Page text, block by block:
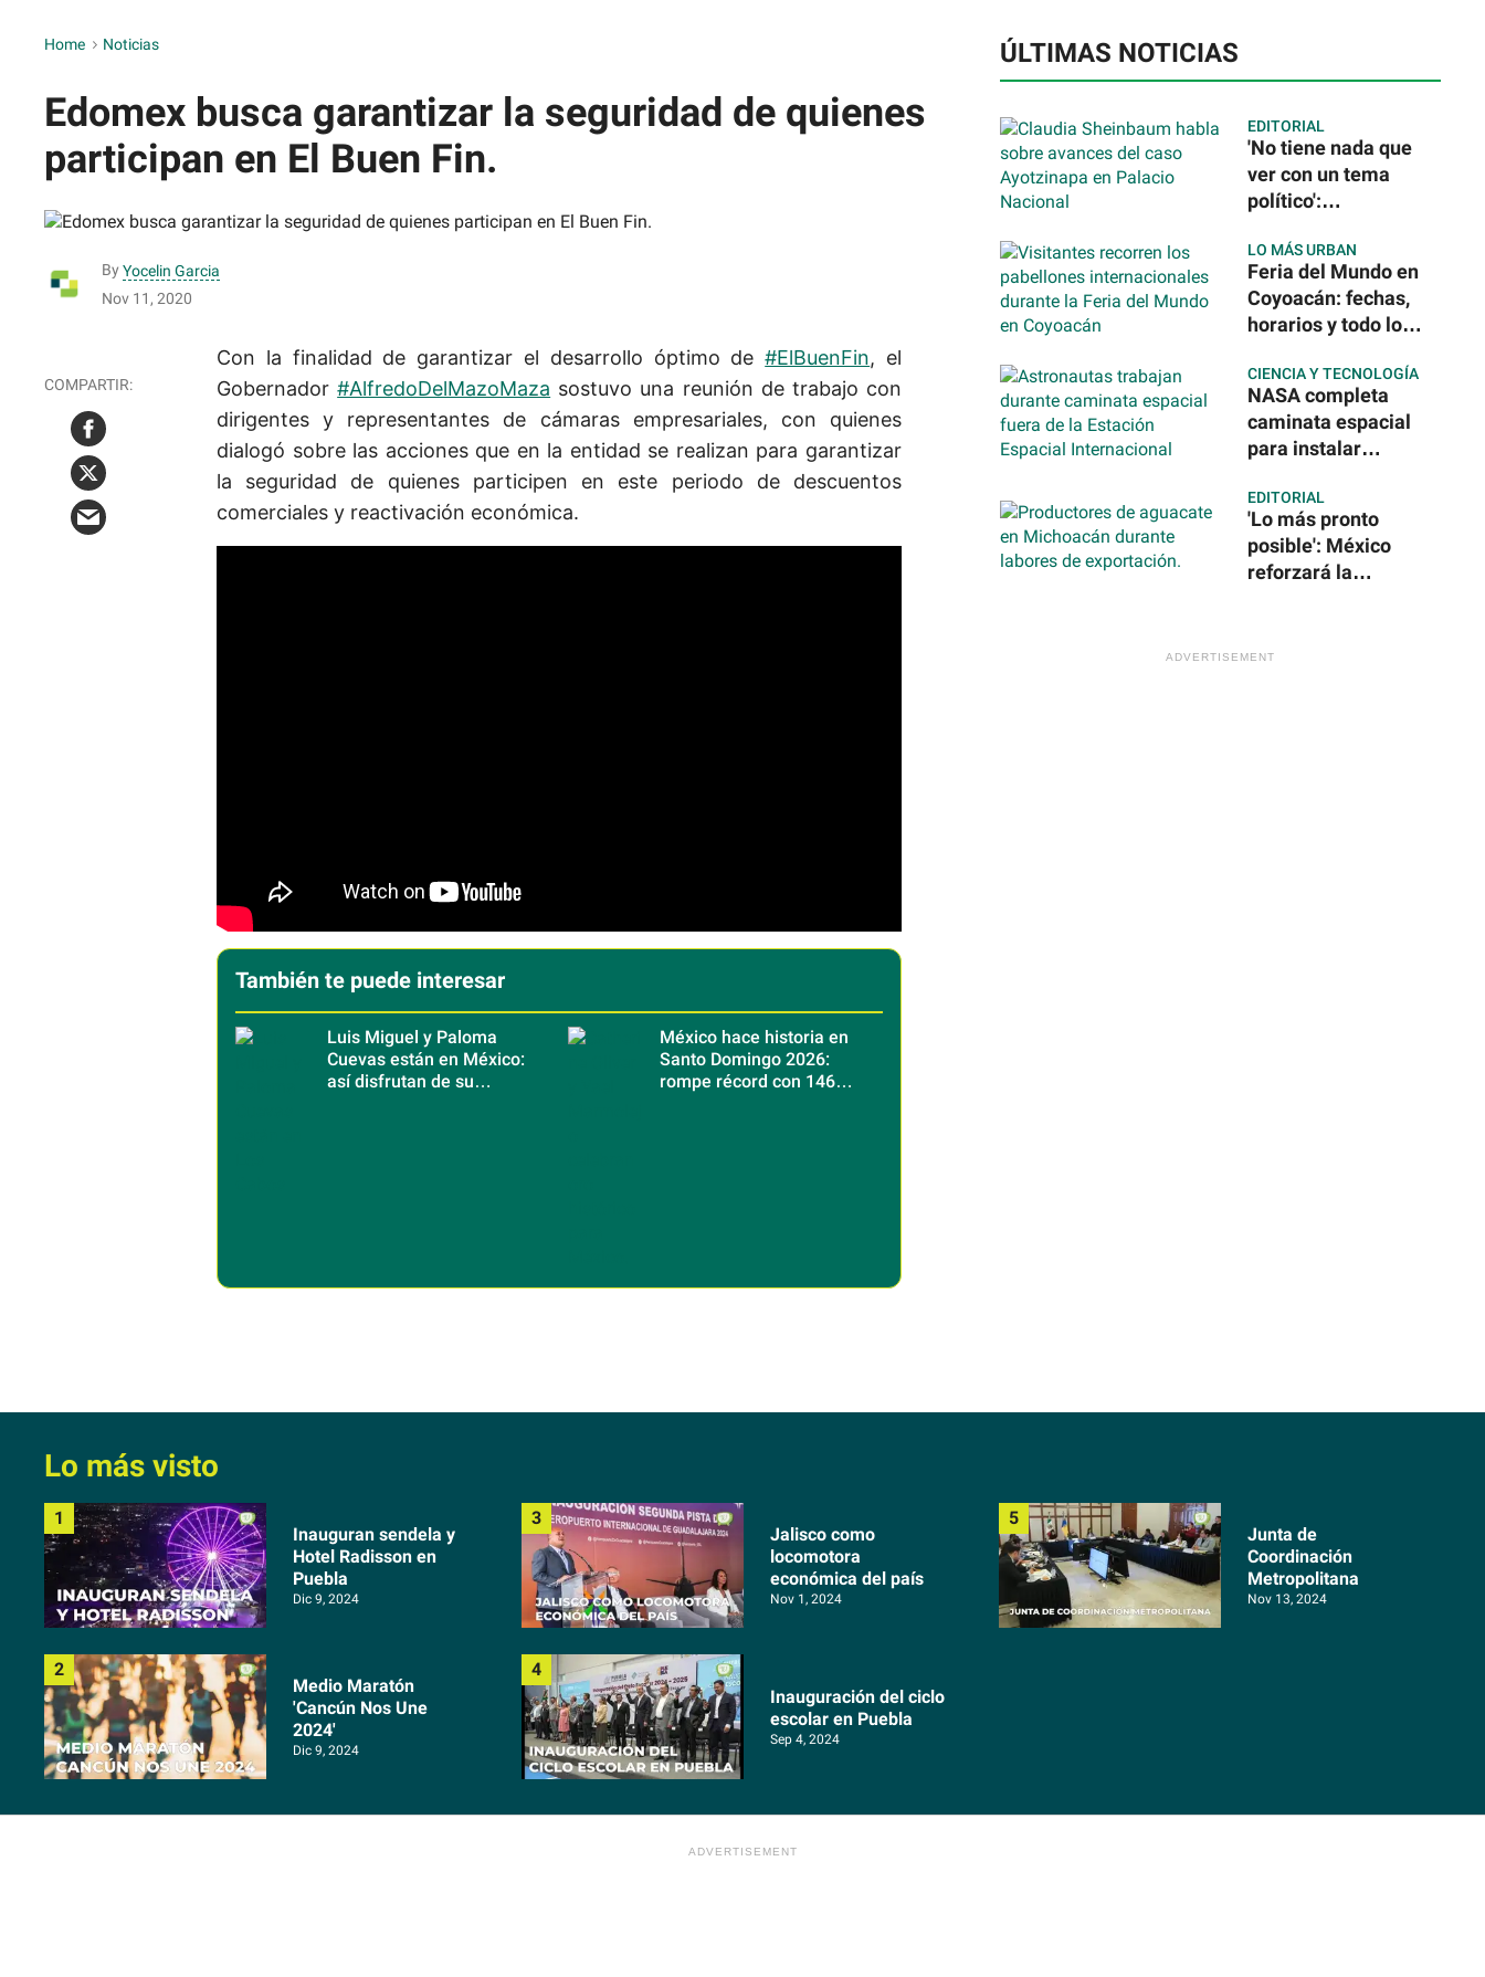
Home > Noticias
Edomex busca garantizar la seguridad de quienes
participan en El Buen Fin.
By Yocelin Garcia
Nov 11, 2020
Con la finalidad de garantizar el desarrollo óptimo de#ElBuenFin, el
Gobernador#AlfredoDelMazoMaza sostuvo una reunión de trabajo con
dirigentes y representantes de cámaras empresariales, con quienes
dialogó sobre las acciones que en la entidad se realizan para garantizar
la seguridad de quienes participen en este periodo de descuentos
comerciales y reactivación económica.
También te puede interesar
Luis Miguel y Paloma
Cuevas están en México:
así disfrutan de su
México hace historia en
Santo Domingo 2026:
rompe récord con 146
ÚLTIMAS NOTICIAS
EDITORIAL
'No tiene nada que
ver con un tema
político':
detención del
exgobernador de
Guerrero por caso
Ayotzinapa
LO MÁS URBAN
Feria del Mundo en
Coyoacán: fechas,
horarios y todo lo
disfrutar de 40
países
CIENCIA Y TECNOLOGÍA
NASA completa
caminata espacial
para instalar
solares en la
Estación Espacial
Internacional
EDITORIAL
'Lo más pronto
posible': México
reforzará la
exportación de
Lo más visto
Inauguran sendela y
Hotel Radisson en
Puebla
Dic 9, 2024
Medio Maratón
'Cancún Nos Une
2024'
Dic 9, 2024
Jalisco como
locomotora
económica del país
Nov 1, 2024
Inauguración del ciclo
escolar en Puebla
Sep 4, 2024
Junta de
Coordinación
Metropolitana
Nov 13, 2024